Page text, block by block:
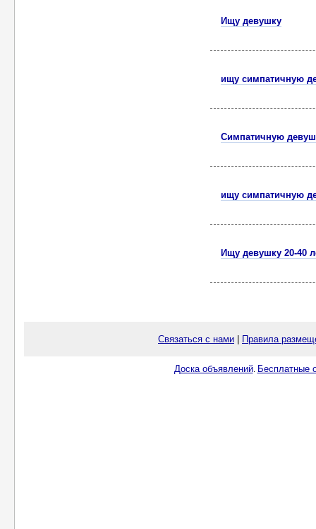
Ищу девушку
ищу симпатичную
Симпатичную
ищу симпатичную
Ищу девушку 20-40
Связаться с нами Правила
Доска объявлений. Бесплатные